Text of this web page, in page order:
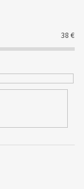
38 €